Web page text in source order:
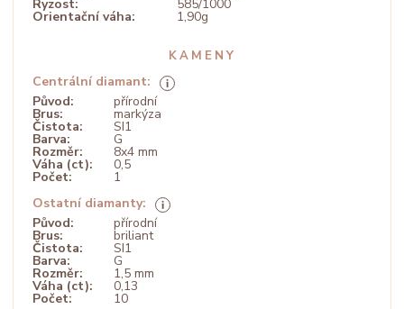
Ryzost: 585/1000
Orientační váha: 1,90g
KAMENY
Centrální diamant:
Původ:
přírodní
Brus: markýza
Čistota: SI1
Barva: G
Rozměr: 8x4 mm
Váha (ct): 0,5
Počet:
1
Ostatní diamanty:
Původ:
přírodní
Brus: briliant
Čistota: SI1
Barva: G
Rozměr: 1,5 mm
Váha (ct): 0,13
Počet: 10